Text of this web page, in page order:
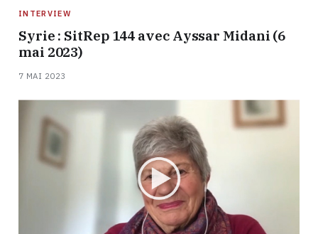
INTERVIEW
Syrie : SitRep 144 avec Ayssar Midani (6
mai 2023)
7 MAI 2023